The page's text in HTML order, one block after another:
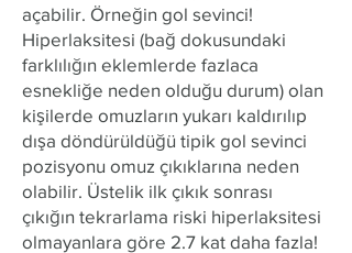
açabilir. Örneğin gol sevinci!
Hiperlaksitesi (bağ dokusundaki
farklılığın eklemlerde fazlaca
esnekliğe neden olduğu durum) olan
kişilerde omuzların yukarı kaldırılıp
dışa döndürüldüğü tipik gol sevinci
pozisyonu omuz çıkıklarına neden
olabilir. Üstelik ilk çıkık sonrası
çıkığın tekrarlama riski hiperlaksitesi
olmayanlara göre 2.7 kat daha fazla!